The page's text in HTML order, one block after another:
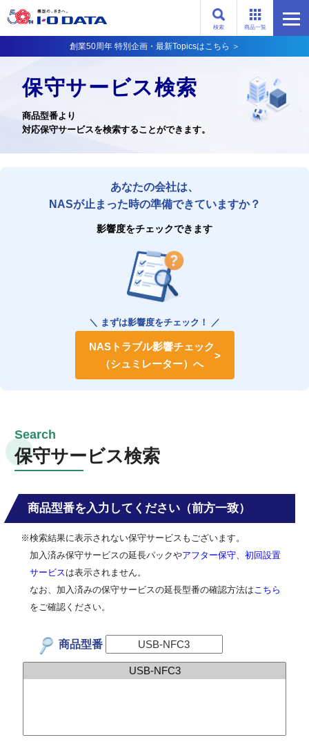
商品一覧
検索
創業50周年 特別企画・最新Topicsはこちら ＞
保守サービス検索
商品型番より
対応保守サービスを検索することができます。
あなたの会社は、
NASが止まった時の準備できていますか？
影響度をチェックできます
＼ まずは影響度をチェック！ ／
NASトラブル影響チェック
（シュミレーター）へ
保守サービス検索
商品型番を入力してください（前方一致）
※検索結果に表示されない保守サービスもございます。
加入済み保守サービスの延長パックやアフター保守
初回設置
サービス は表示されません。
なお、加入済みの保守サービスの延長型番の確認方法は こちら
をご確認ください。
商品型番